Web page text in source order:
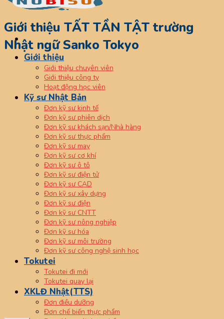
Giới thiệu
Giới thiệu chuyên viên
Giới thiệu công ty
Hoạt động học viên
Kỹ sư Nhật Bản
Đơn kỹ sư kinh tế
Đơn kỹ sư phiên dịch
Đơn kỹ sư khách sạn/Nhà hàng
Đơn kỹ sư thực phẩm
Đơn kỹ sư may
Đơn kỹ sư cơ khí
Đơn kỹ sư ô tô
Đơn kỹ sư điện tử
Đơn kỹ sư CAD
Đơn kỹ sư xây dựng
Đơn kỹ sư điện
Đơn kỹ sư CNTT
Đơn kỹ sư nông nghiệp
Đơn kỹ sư hóa
Đơn kỹ sư môi trường
Đơn kỹ sư công nghệ sinh học
Tokutei
Tokutei đi mới
Tokutei quay lại
XKLĐ Nhật(TTS)
Đơn điều dưỡng
Đơn chế biến thực phẩm
Giới thiệu TẤT TẦN TẬT trường
Nhật ngữ Sanko Tokyo